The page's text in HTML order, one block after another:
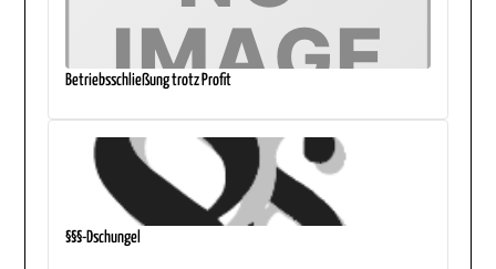
Betriebsschließung trotz Profit
§§§-Dschungel